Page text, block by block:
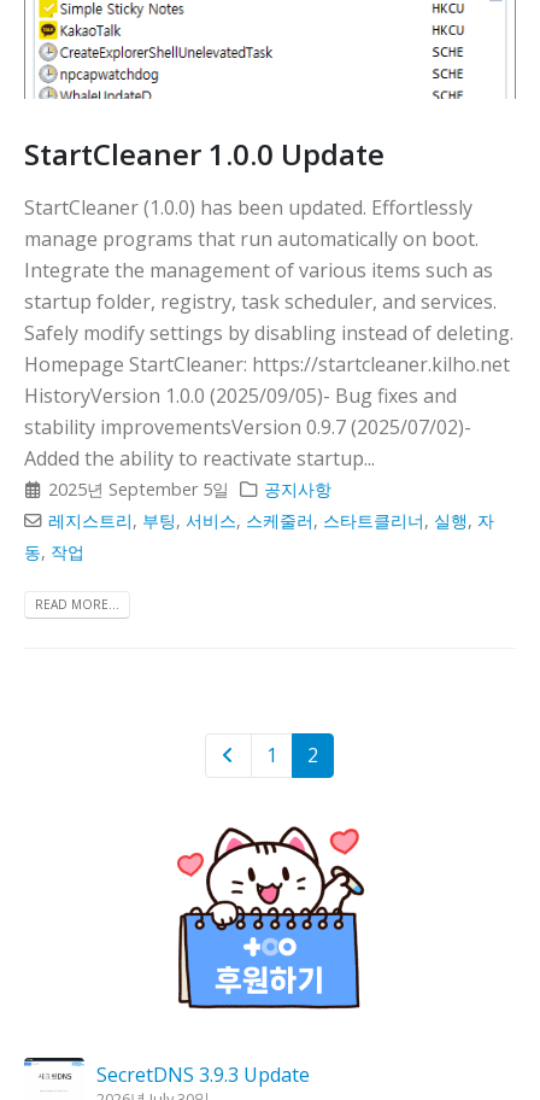
검색 노출을 높이는 웹사이트 SEO 최적화를 진행해드립니
다
StartCleaner 1.0.0 Update
StartCleaner (1.0.0) has been updated. Effortlessly
manage programs that run automatically on boot.
Integrate the management of various items such as
startup folder, registry, task scheduler, and services.
Safely modify settings by disabling instead of deleting.
Homepage StartCleaner: https://startcleaner.kilho.net
HistoryVersion 1.0.0 (2025/09/05)- Bug fixes and
stability improvementsVersion 0.9.7 (2025/07/02)-
Added the ability to reactivate startup...
2025년 September 5일
공지사항
레지스트리, 부팅,서비스, 스케줄러, 스타트클리너, 실행, 자
동, 작업
READ MORE...
1 2
SecretDNS 3.9.3 Update